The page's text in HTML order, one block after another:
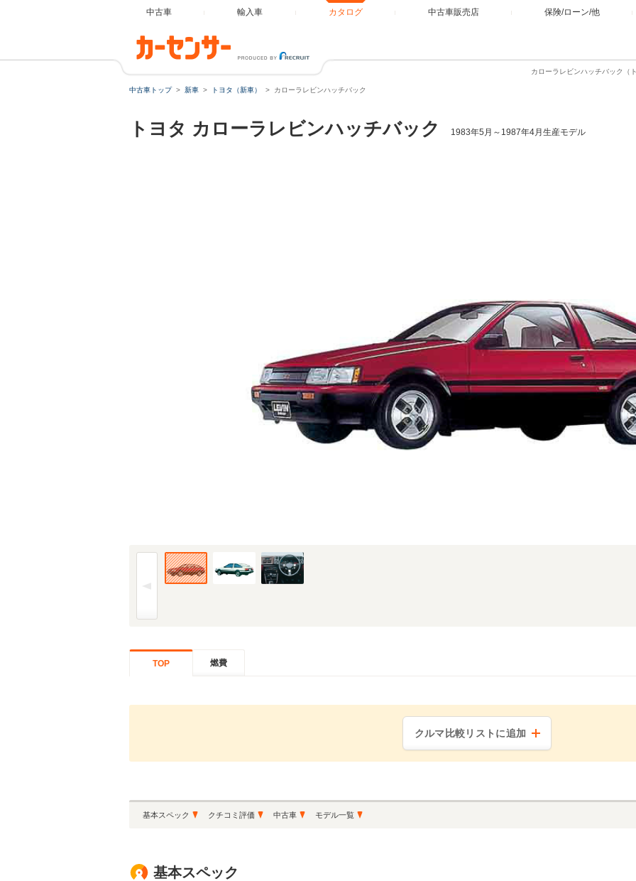
中古車 輸入車 カタログ 中古車販売店 保険/ローン/他
カローラレビンハッチバック（
中古車トップ 新車 トヨタ（新車） カローラレビンハッチバック
トヨタ カローラレビンハッチバック 1983年5月～1987年4月生産モデル
83年(S58)5月、FMC時のフロント。仕様はグレードにより異なります (1/3枚)
TOP 燃費
クルマ比較リストに追加
基本スペック クチコミ評価 中古車 モデル一覧
基本スペック